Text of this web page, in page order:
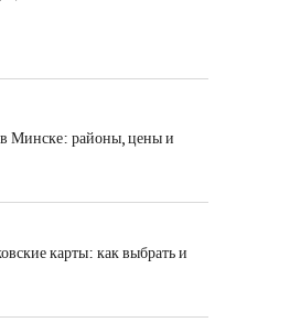
в Минске: районы, цены и
карты: как выбрать и